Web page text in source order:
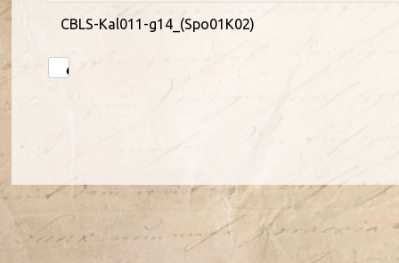
CBLS-Kal011-g14_(Spo01K02)